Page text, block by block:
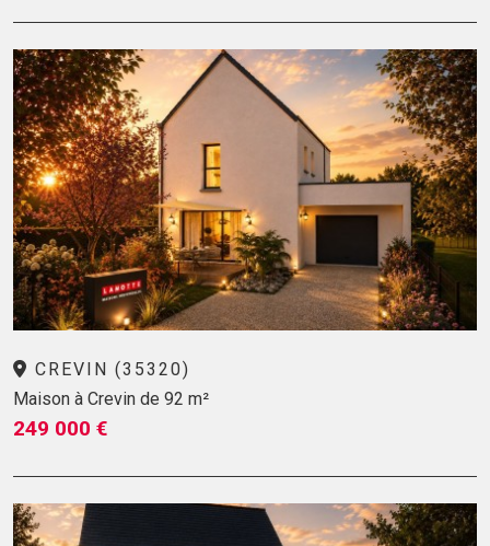
CREVIN (35320)
Maison à Crevin de 92 m²
249 000 €